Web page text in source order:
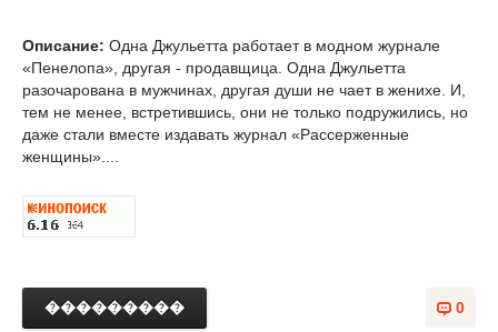
Описание: Одна Джульетта работает в модном журнале
«Пенелопа», другая - продавщица. Одна Джульетта
разочарована в мужчинах, другая души не чает в женихе. И,
тем не менее, встретившись, они не только подружились, но
даже стали вместе издавать журнал «Рассерженные
женщины»....
0
���������